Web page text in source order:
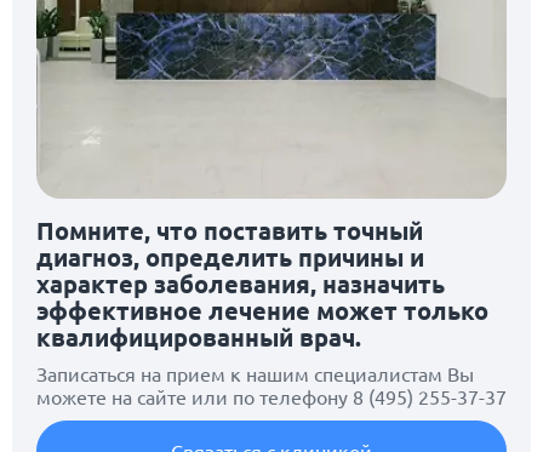
Помните, что поставить точный
диагноз, определить причины и
характер заболевания, назначить
эффективное лечение может только
квалифицированный врач.
Записаться на прием к нашим специалистам Вы
можете на сайте или по телефону 8 (495) 255-37-37